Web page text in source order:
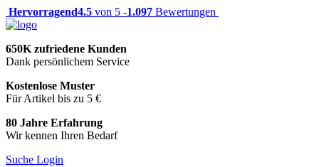
Hervorragend4.5 von 5 -1.097 Bewertungen
650K zufriedene Kunden
Dank persönlichem Service
Kostenlose Muster
Für Artikel bis zu 5 €
80 Jahre Erfahrung
Wir kennen Ihren Bedarf
Suche Login